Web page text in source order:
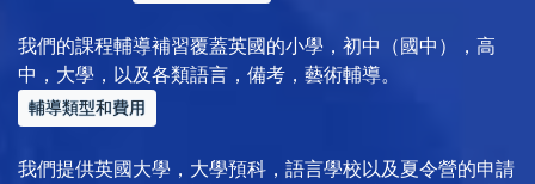
我們的課程輔導補習覆蓋英國的小學，初中（國中），高
中，大學，以及各類語言，備考，藝術輔導。
輔導類型和費用
我們提供英國大學，大學預科，語言學校以及夏令營的申請